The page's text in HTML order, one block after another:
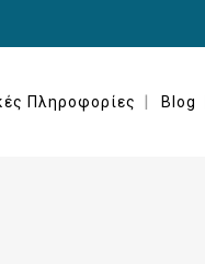
Πληροφορίες Blog